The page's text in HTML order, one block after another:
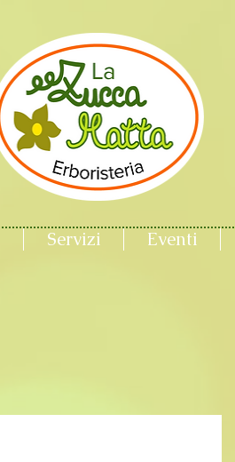
Servizi Eventi